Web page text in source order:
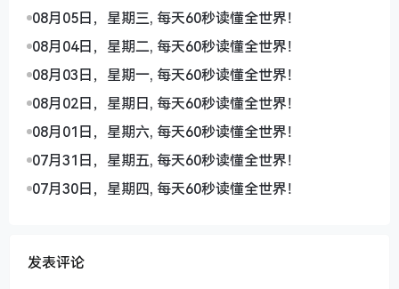
08月05日，星期三, 每天60秒读懂全世界！
08月04日，星期二, 每天60秒读懂全世界！
08月03日，星期一, 每天60秒读懂全世界！
08月02日，星期日, 每天60秒读懂全世界！
08月01日，星期六, 每天60秒读懂全世界！
07月31日，星期五, 每天60秒读懂全世界！
07月30日，星期四, 每天60秒读懂全世界！
发表评论